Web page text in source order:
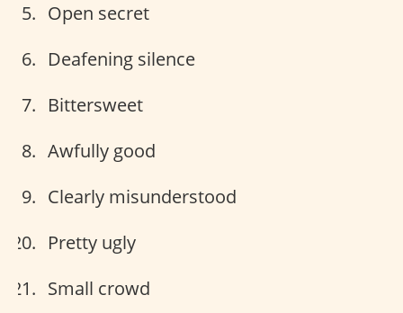
Open secret
Deafening silence
Bittersweet
Awfully good
Clearly misunderstood
Pretty ugly
Small crowd